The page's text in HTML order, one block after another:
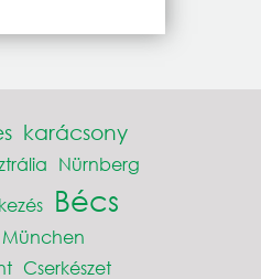
karácsony
Nürnberg
Bécs
München
Cserkészet